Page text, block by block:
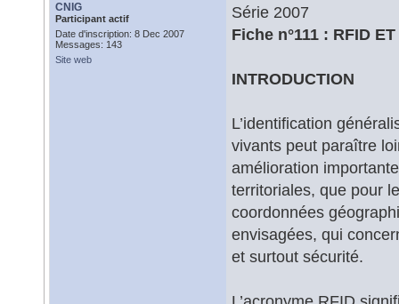
CNIG
Participant actif
Date d'inscription: 8 Dec 2007
Messages: 143
Site web
Série 2007
Fiche n°111 : RFID
INTRODUCTION
L’identification
vivants peut paraître
amélioration
territoriales, que pour
coordonnées
envisagées, qui
et surtout sécurité.